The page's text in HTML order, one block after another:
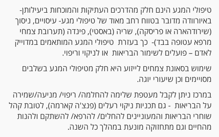
טיפולי המגע הינם חלק מהדרכים העתיקות והמוכחות ביעילותן-
באיורוודה מדובר בטווח רחב מאוד של טיפולי מגע- עיסויים, ניסוך
(שירודהארה או פריסקה), שריה (באסטי), פינדה (תערובת צמחי
מרפא עטופה בבד)- כך בעזרת טיפולי המגע המותאמים במדוייק
לאדם – פועלים לשימור הבריאות או לניקוי וריפוי.
שימוש בסאונת צמחים לייזוע היא חלק מטיפולי המגע בשלבים
מסויימים וכן שיעורי יוגה.
במרכז ניתן לקבל מעטפת שלימה להחלמה/ ריפוי/ מניעה/שמירה
על הבריאות - גם תכניות ניקוי רעלים (פנצ'ה קארמה), לטובת קהל
שוחרי הבריאות והמעוניינים להחלים/ להרפא/ להשתקם ולהנות
מהחיים וגם מתחזוקה מונעת במהלך כל השנה.